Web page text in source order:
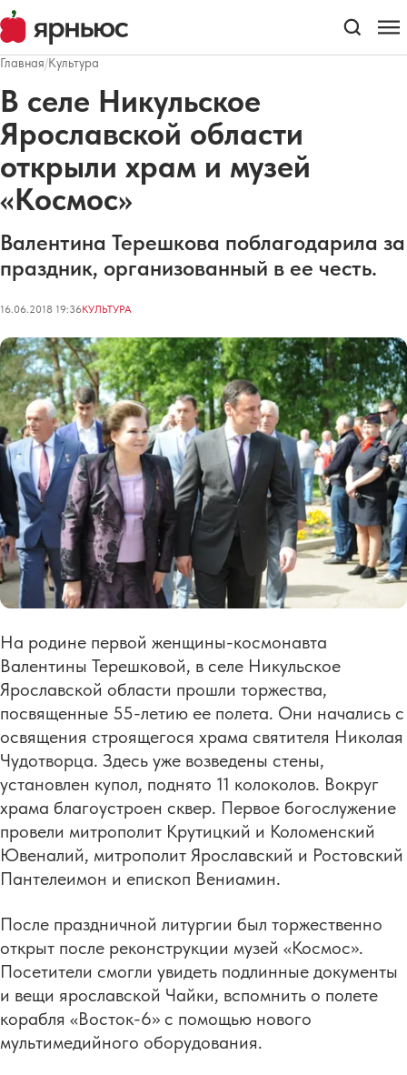
Главная/Культура
В селе Никульское
Ярославской области
открыли храм и музей
«Космос»
Валентина Терешкова поблагодарила за
праздник, организованный в ее честь.
16.06.2018 19:36КУЛЬТУРА
На родине первой женщины-космонавта
Валентины Терешковой, в селе Никульское
Ярославской области прошли торжества,
посвященные 55-летию ее полета. Они начались с
освящения строящегося храма святителя Николая
Чудотворца. Здесь уже возведены стены,
установлен купол, поднято 11 колоколов. Вокруг
храма благоустроен сквер. Первое богослужение
провели митрополит Крутицкий и Коломенский
Ювеналий, митрополит Ярославский и Ростовский
Пантелеимон и епископ Вениамин.
После праздничной литургии был торжественно
открыт после реконструкции музей «Космос».
Посетители смогли увидеть подлинные документы
и вещи ярославской Чайки, вспомнить о полете
корабля «Восток-6» с помощью нового
мультимедийного оборудования.